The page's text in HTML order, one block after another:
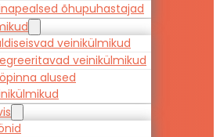
õhupuhastajad
veinikülmikud
veinikülmikud
alused